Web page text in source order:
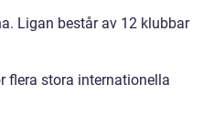
Ligan består av 12 klubbar
flera stora internationella